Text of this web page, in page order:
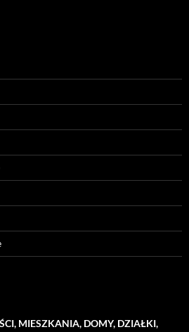
MIESZKANIA, DOMY, DZIAŁKI,